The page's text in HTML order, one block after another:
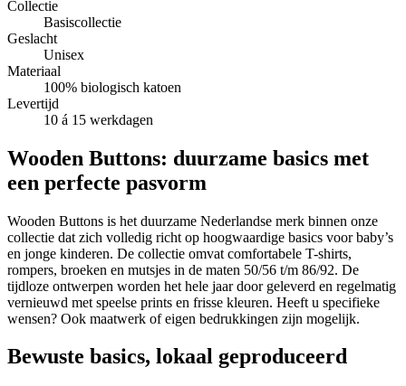
Collectie
Basiscollectie
Geslacht
Unisex
Materiaal
100% biologisch katoen
Levertijd
10 á 15 werkdagen
Wooden Buttons: duurzame basics met
een perfecte pasvorm
Wooden Buttons is het duurzame Nederlandse merk binnen onze
collectie dat zich volledig richt op hoogwaardige basics voor baby’s
en jonge kinderen. De collectie omvat comfortabele T-shirts,
rompers, broeken en mutsjes in de maten 50/56 t/m 86/92. De
tijdloze ontwerpen worden het hele jaar door geleverd en regelmatig
vernieuwd met speelse prints en frisse kleuren. Heeft u specifieke
wensen? Ook maatwerk of eigen bedrukkingen zijn mogelijk.
Bewuste basics, lokaal geproduceerd